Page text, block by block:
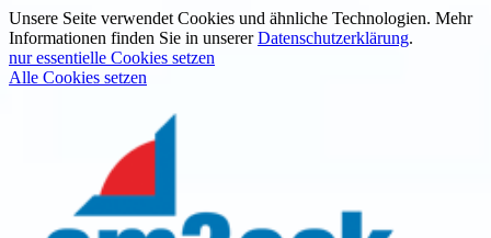
Unsere Seite verwendet Cookies und ähnliche Technologien. Mehr
Informationen finden Sie in unsererDatenschutzerklärung.
nur essentielle Cookies setzen
Alle Cookies setzen